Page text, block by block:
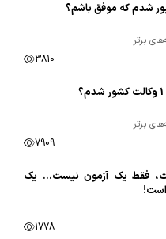
شدم که موفق باشم؟
برتر
3810
برتر
7909
فقط یک آزمون نیست… یک
است!
1778